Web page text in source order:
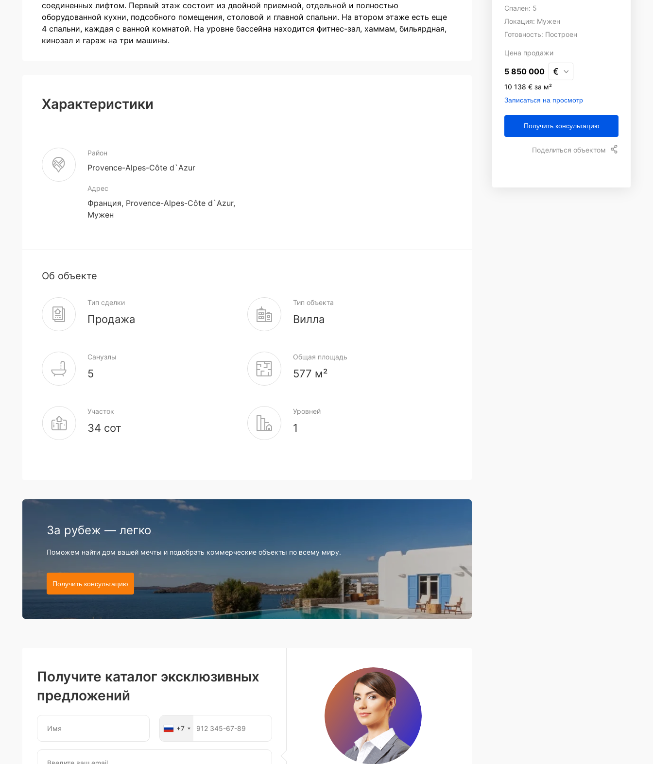
соединенных лифтом. Первый этаж состоит из двойной приемной, отдельной и полностью
оборудованной кухни, подсобного помещения, столовой и главной спальни. На втором этаже есть еще
4 спальни, каждая с ванной комнатой. На уровне бассейна находится фитнес-зал, хаммам, бильярдная,
кинозал и гараж на три машины.
Характеристики
Район
Provence-Alpes-Côte d`Azur
Адрес
Франция, Provence-Alpes-Côte d`Azur,
Мужен
Об объекте
Тип сделки
Продажа
Тип объекта
Вилла
Санузлы
5
Общая площадь
577 м²
Участок
34 сот
Уровней
1
За рубеж — легко
Поможем найти дом вашей мечты и подобрать коммерческие объекты по всему миру.
Получить консультацию
Получите каталог эксклюзивных
предложений
+7
Спален: 5
Локация: Мужен
Готовность: Построен
Цена продажи
5 850 000
10 138 € за м²
Записаться на просмотр
Получить консультацию
Поделиться объектом